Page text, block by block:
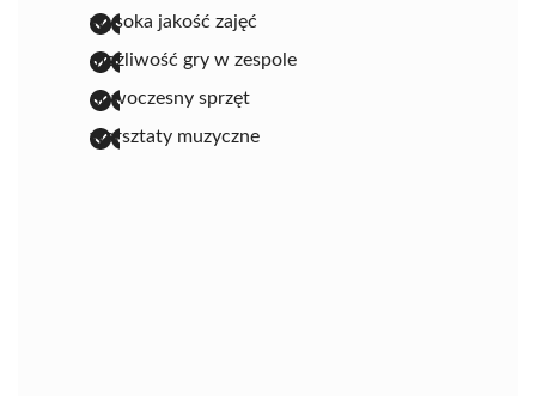
wysoka jakość zajęć
możliwość gry w zespole
nowoczesny sprzęt
warsztaty muzyczne